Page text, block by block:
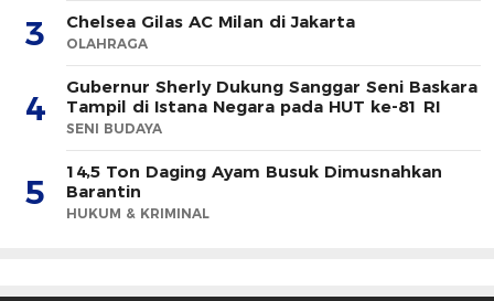
3 Chelsea Gilas AC Milan di Jakarta
OLAHRAGA
4
Gubernur Sherly Dukung Sanggar Seni Baskara
Tampil di Istana Negara pada HUT ke-81 RI
SENI BUDAYA
5
14,5 Ton Daging Ayam Busuk Dimusnahkan
Barantin
HUKUM & KRIMINAL